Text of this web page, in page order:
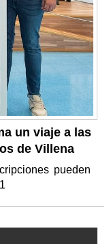
un viaje a las
de Villena
pueden